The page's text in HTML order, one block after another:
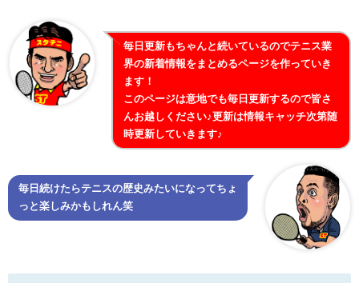
毎日更新もちゃんと続いているのでテニス業
界の新着情報をまとめるページを作っていき
ます！
このページは意地でも毎日更新するので皆さ
んお越しください♪更新は情報キャッチ次第随
時更新していきます♪
毎日続けたらテニスの歴史みたいになってちょ
っと楽しみかもしれん笑